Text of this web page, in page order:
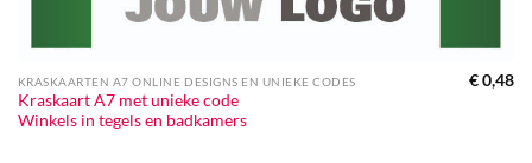
KRASKAARTEN A7 ONLINE DESIGNS EN UNIEKE CODES
Kraskaart A7 met unieke code
Winkels in tegels en badkamers
€0,48